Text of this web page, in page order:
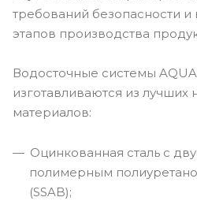
требований безопасности и
этапов производства
Водосточные системы
изготавливаются из
материалов:
Оцинкованная сталь с
полимерным
(SSAB);